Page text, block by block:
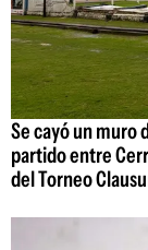
Se cayó un muro
partido entre
del Torneo